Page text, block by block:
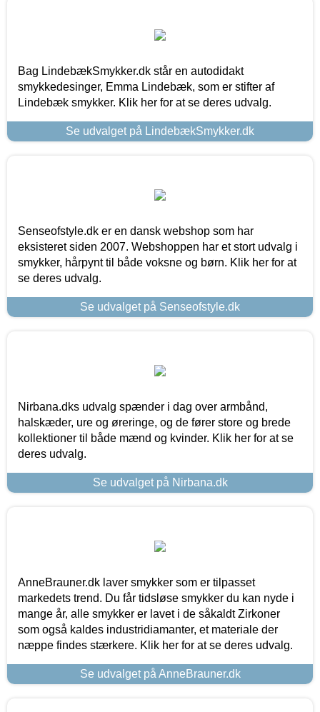
Bag LindebækSmykker.dk står en autodidakt
smykkedesinger, Emma Lindebæk, som er stifter af
Lindebæk smykker. Klik her for at se deres udvalg.
Se udvalget på LindebækSmykker.dk
Senseofstyle.dk er en dansk webshop som har
eksisteret siden 2007. Webshoppen har et stort udvalg i
smykker, hårpynt til både voksne og børn. Klik her for at
se deres udvalg.
Se udvalget på Senseofstyle.dk
Nirbana.dks udvalg spænder i dag over armbånd,
halskæder, ure og øreringe, og de fører store og brede
kollektioner til både mænd og kvinder. Klik her for at se
deres udvalg.
Se udvalget på Nirbana.dk
AnneBrauner.dk laver smykker som er tilpasset
markedets trend. Du får tidsløse smykker du kan nyde i
mange år, alle smykker er lavet i de såkaldt Zirkoner
som også kaldes industridiamanter, et materiale der
næppe findes stærkere. Klik her for at se deres udvalg.
Se udvalget på AnneBrauner.dk